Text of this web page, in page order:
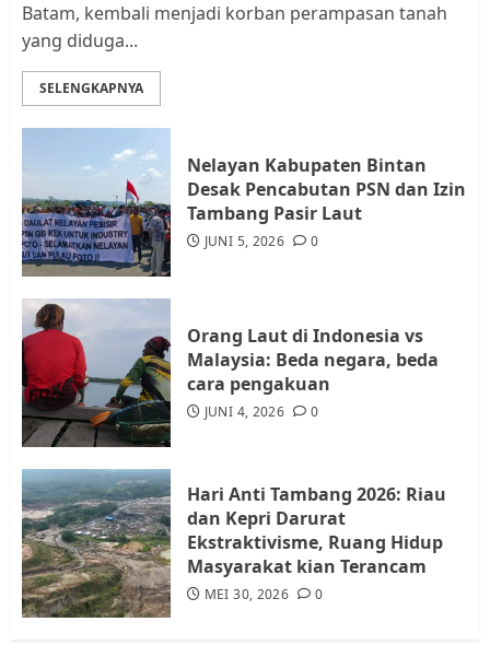
4
Warga Rempang Ajukan
Audiensi dengan Wali Kota
5
Tim Advokasi Desak BP Batam
Berhenti Merampas Tanah
Batam, kembali menjadi korban perampasan tanah
yang diduga...
SELENGKAPNYA
Nelayan Kabupaten Bintan
Desak Pencabutan PSN dan Izin
Tambang Pasir Laut
JUNI 5, 2026 0
Orang Laut di Indonesia vs
Malaysia: Beda negara, beda
cara pengakuan
JUNI 4, 2026 0
Hari Anti Tambang 2026: Riau
dan Kepri Darurat
Ekstraktivisme, Ruang Hidup
Masyarakat kian Terancam
MEI 30, 2026 0